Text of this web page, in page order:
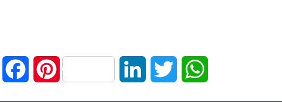
FacebookPinterest LinkedIn Twitter